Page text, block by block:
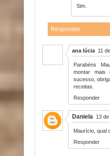
Sim.
Responder
ana lúcia 11
Parabéns
montar
sucesso,
receitas.
Responder
Daniela 13
Maurício, qual
Responder